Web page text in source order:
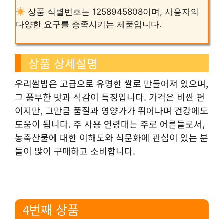
상품 식별번호는 1258945808이며, 사용자의
다양한 요구를 충족시키는 제품입니다.
상품 상세설명
우리쌀밥은 고급으로 유명한 쌀로 만들어져 있으며,
그 풍부한 맛과 식감이 특징입니다. 가격은 비싼 편
이지만, 그만큼 품질과 영양가가 뛰어나며 건강에도
도움이 됩니다. 주 사용 연령대는 주로 어른들로서,
농축산물에 대한 이해도와 식문화에 관심이 있는 분
들이 많이 구매하고 소비합니다.
4번째 상품